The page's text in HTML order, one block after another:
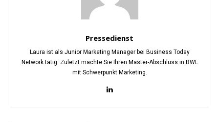
Pressedienst
Laura ist als Junior Marketing Manager bei Business Today
Network tätig. Zuletzt machte Sie Ihren Master-Abschluss in BWL
mit Schwerpunkt Marketing.